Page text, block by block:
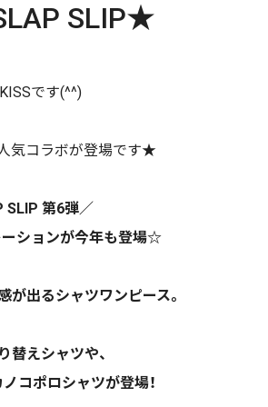
SLIP★
です(^^)
気コラボが登場です★
SLIP 第6弾／
ーションが今年も登場☆
が出るシャツワンピース。
替えシャツや、
コポロシャツが登場！